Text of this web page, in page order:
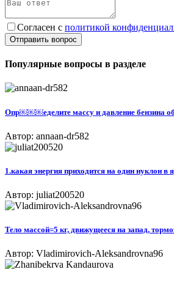
Согласен с политикой
Отправить вопрос
Популярные вопросы в разделе
Опр￼￼￼еделите массу и давление бензина
Автор: annaan-dr582
1.какая энергия приходится на один нуклон в
Автор: juliat200520
Тело массой=5 кг, движущееся на запад,
Автор: Vladimirovich-Aleksandrovna96